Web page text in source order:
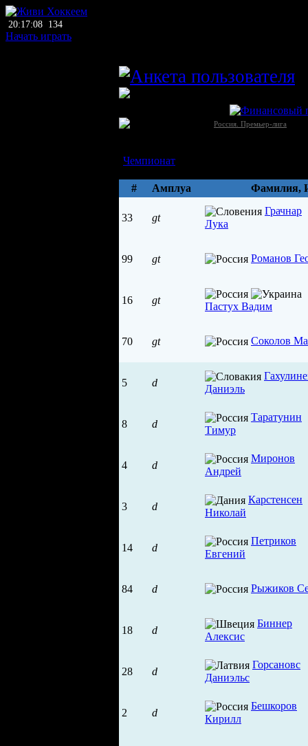
20:17:08 134
Начать играть
Россия. Премьер-лига
Чемпионат
#
Амплуа Фамилия,
33 gt
Грачнар
Лука
99 gt Романов
16 gt
Пастух Вадим
70 gt Соколов
5 d
Даниэль
8 d
Таратунин
Тимур
4 d
Миронов
Андрей
3 d
Карстенсен
Николай
14 d
Петриков
Евгений
84 d Рыжиков
18 d
Биннер
Алексис
28 d
Горсановс
Даниэльс
2 d
Бешкоров
Кирилл